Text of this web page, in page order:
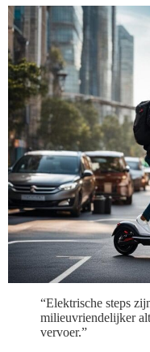
“Elektrische steps
milieuvriendelijker
vervoer.”